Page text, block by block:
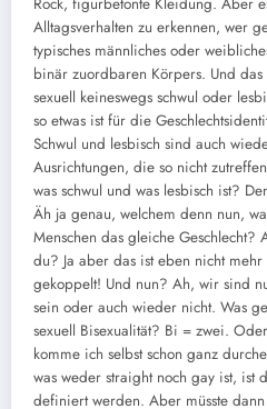
Alltagsverhalten zu erkennen, wer
typisches männliches oder
binär zuordbaren Körpers. Und das
sexuell keineswegs schwul oder
so etwas ist für die
Schwul und lesbisch sind auch
Ausrichtungen, die so nicht
was schwul und was lesbisch ist?
Äh ja genau, welchem denn nun,
Menschen das gleiche
du? Ja aber das ist eben nicht
gekoppelt! Und nun? Ah, wir sind
sein oder auch wieder nicht. Was
sexuell Bisexualität? Bi = zwei.
komme ich selbst schon ganz
was weder straight noch gay ist, ist
definiert werden. Aber müsste